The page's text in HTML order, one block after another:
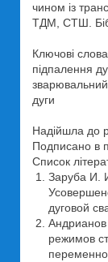
чином із
ТДМ, СТШ.
Ключові
підпалення
дуги
Надійшла до
Подписано в
Список
Заруба И.
дуговой
режимов